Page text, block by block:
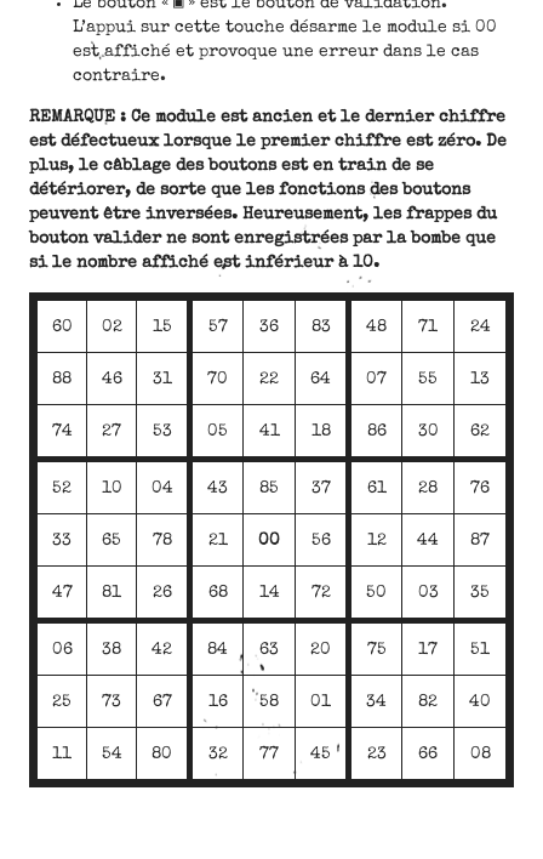
L’appui sur cette touche désarme le module si 00
est affiché et provoque une erreur dans le cas
contraire.
REMARQUE : Ce module est ancien et le dernier chiffre
est défectueux lorsque le premier chiffre est zéro. De
plus, le câblage des boutons est en train de se
détériorer, de sorte que les fonctions des boutons
peuvent être inversées. Heureusement, les frappes du
bouton valider ne sont enregistrées par la bombe que
si le nombre affiché est inférieur à 10.
60 02 15 57 36 83 48 71 24
88 46 31 70 22 64 07 55 13
74 27 53 05 41 18 86 30 62
52 10 04 43 85 37 61 28 76
33 65 78 21 00 56 12 44 87
47 81 26 68 14 72 50 03 35
06 38 42 84 63 20 75 17 51
25 73 67 16 58 01 34 82 40
11 54 80 32 77 45 23 66 08